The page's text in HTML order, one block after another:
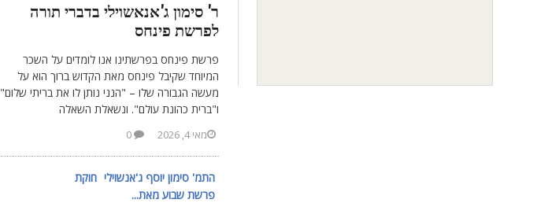
ר' סימון ג'אנאשוילי בדברי תורה
לפרשת פינחס
פרשת פינחס בפרשתינו אנו לומדים על השכר
המיוחד שקיבל פינחס מאת הקדוש ברוך הוא על
מעשה הגבורה שלו – "הנני נותן לו את בריתי שלום"
ו"ברית כהונת עולם". ונשאלת השאלה
מאי 4, 2026
התמ' סימון יוסף ג'אנשוילי חוקת
פרשת שבוע מאת...